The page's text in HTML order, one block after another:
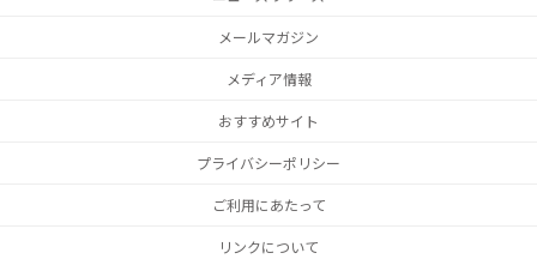
メールマガジン
メディア情報
おすすめサイト
プライバシーポリシー
ご利用にあたって
リンクについて